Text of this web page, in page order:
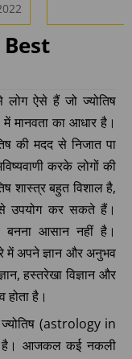
Best
लोग ऐसे हैं जो ज्योतिष
मानवता का आधार है।
की मदद से निजात पा
करके लोगों की
शास्त्र बहुत विशाल है,
से उपयोग कर सकते हैं।
बनना आसान नहीं है।
में अपने ज्ञान और अनुभव
हस्तरेखा विज्ञान और
है।
ज्योतिष (astrology in
है। आजकल कई नकली